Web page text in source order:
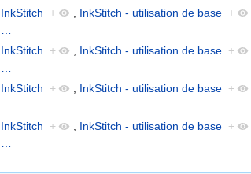
InkStitch + InkStitch - utilisation de base +
InkStitch + InkStitch - utilisation de base +
InkStitch + InkStitch - utilisation de base +
InkStitch + InkStitch - utilisation de base +